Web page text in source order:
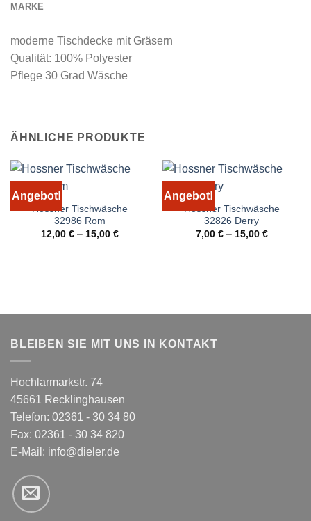
MARKE
moderne Tischdecke mit Gräsern
Qualität: 100% Polyester
Pflege 30 Grad Wäsche
ÄHNLICHE PRODUKTE
Angebot!
Hossner Tischwäsche
32986 Rom
12,00 €– 15,00 €
Angebot!
Hossner Tischwäsche
32826 Derry
7,00 €– 15,00 €
BLEIBEN SIE MIT UNS IN KONTAKT
Hochlarmarkstr. 74
45661 Recklinghausen
Telefon: 02361 - 30 34 80
Fax: 02361 - 30 34 820
E-Mail: info@dieler.de